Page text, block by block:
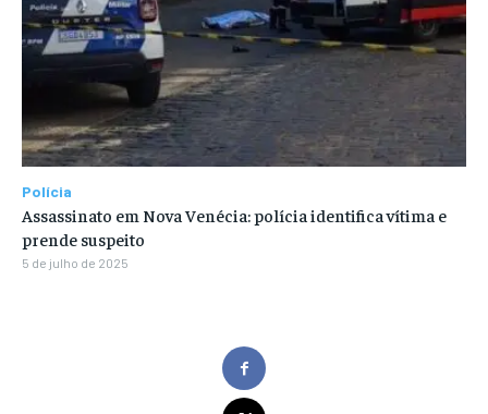
Polícia
Assassinato em Nova Venécia: polícia identifica vítima e
prende suspeito
5 de julho de 2025